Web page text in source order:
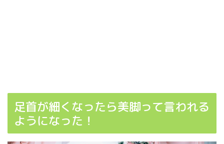
足首が細くなったら美脚って言われる
ようになった！